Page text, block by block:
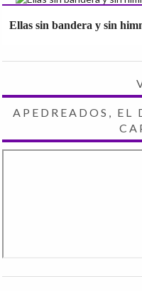
Ellas sin bandera y sin
APEDREADOS, EL